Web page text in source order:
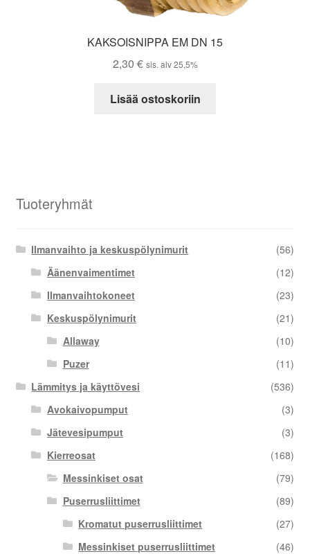
KAKSOISNIPPA EM DN 15
2,30 € sis. alv 25,5%
Lisää ostoskoriin
Tuoteryhmät
Ilmanvaihto ja keskuspölynimurit
(56)
Äänenvaimentimet
(12)
Ilmanvaihtokoneet
(23)
Keskuspölynimurit
(21)
Allaway
(10)
Puzer
(11)
Lämmitys ja käyttövesi
(536)
Avokaivopumput
(3)
Jätevesipumput
(3)
Kierreosat
(168)
Messinkiset osat
(79)
Puserrusliittimet
(89)
Kromatut puserrusliittimet
(27)
Messinkiset puserrusliittimet
(46)